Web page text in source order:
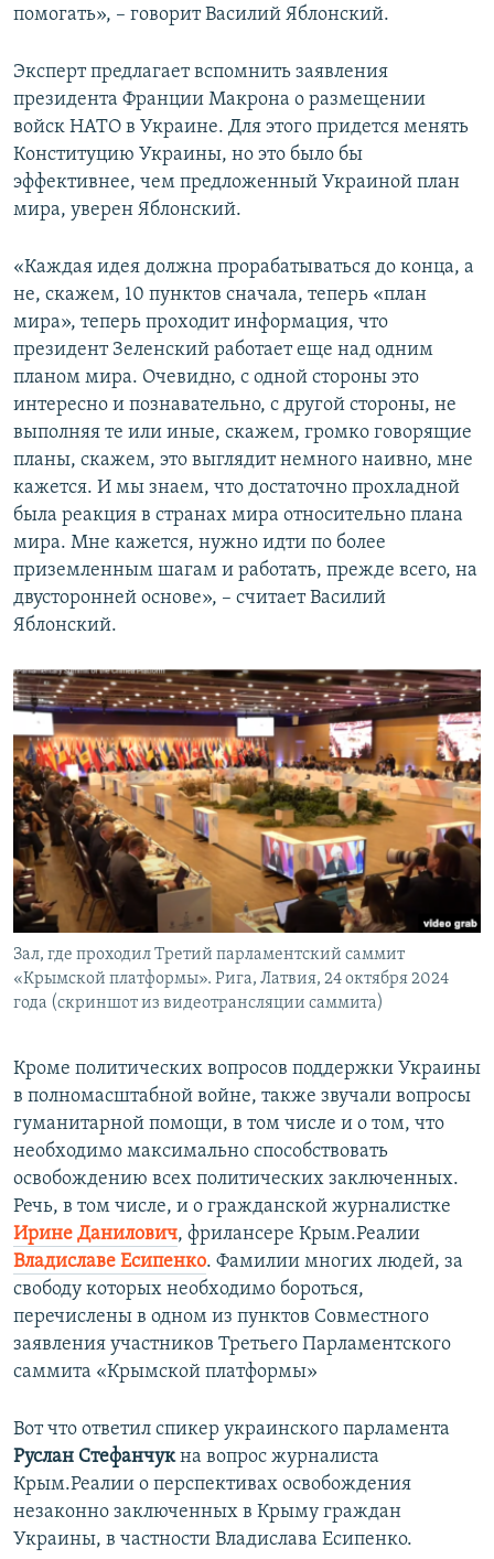
помогать», – говорит Василий Яблонский.
Эксперт предлагает вспомнить заявления
президента Франции Макрона о размещении
войск НАТО в Украине. Для этого придется менять
Конституцию Украины, но это было бы
эффективнее, чем предложенный Украиной план
мира, уверен Яблонский.
«Каждая идея должна прорабатываться до конца, а
не, скажем, 10 пунктов сначала, теперь «план
мира», теперь проходит информация, что
президент Зеленский работает еще над одним
планом мира. Очевидно, с одной стороны это
интересно и познавательно, с другой стороны, не
выполняя те или иные, скажем, громко говорящие
планы, скажем, это выглядит немного наивно, мне
кажется. И мы знаем, что достаточно прохладной
была реакция в странах мира относительно плана
мира. Мне кажется, нужно идти по более
приземленным шагам и работать, прежде всего, на
двусторонней основе», – считает Василий
Яблонский.
Зал, где проходил Третий парламентский саммит
«Крымской платформы». Рига, Латвия, 24 октября 2024
года (скриншот из видеотрансляции саммита)
Кроме политических вопросов поддержки Украины
в полномасштабной войне, также звучали вопросы
гуманитарной помощи, в том числе и о том, что
необходимо максимально способствовать
освобождению всех политических заключенных.
Речь, в том числе, и о гражданской журналистке
Ирине Данилович, фрилансере Крым.Реалии
Владиславе Есипенко. Фамилии многих людей, за
свободу которых необходимо бороться,
перечислены в одном из пунктов Совместного
заявления участников Третьего Парламентского
саммита «Крымской платформы»
Вот что ответил спикер украинского парламента
Руслан Стефанчукна вопрос журналиста
Крым.Реалии о перспективах освобождения
незаконно заключенных в Крыму граждан
Украины, в частности Владислава Есипенко.